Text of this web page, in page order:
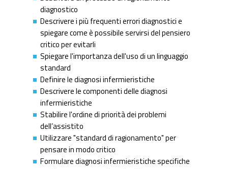
diagnostico
Descrivere i più frequenti errori diagnostici e
spiegare come è possibile servirsi del pensiero
critico per evitarli
Spiegare l'importanza dell'uso di un linguaggio
standard
Definire le diagnosi infermieristiche
Descrivere le componenti delle diagnosi
infermieristiche
Stabilire l'ordine di priorità dei problemi
dell’assistito
Utilizzare "standard di ragionamento" per
pensare in modo critico
Formulare diagnosi infermieristiche specifiche